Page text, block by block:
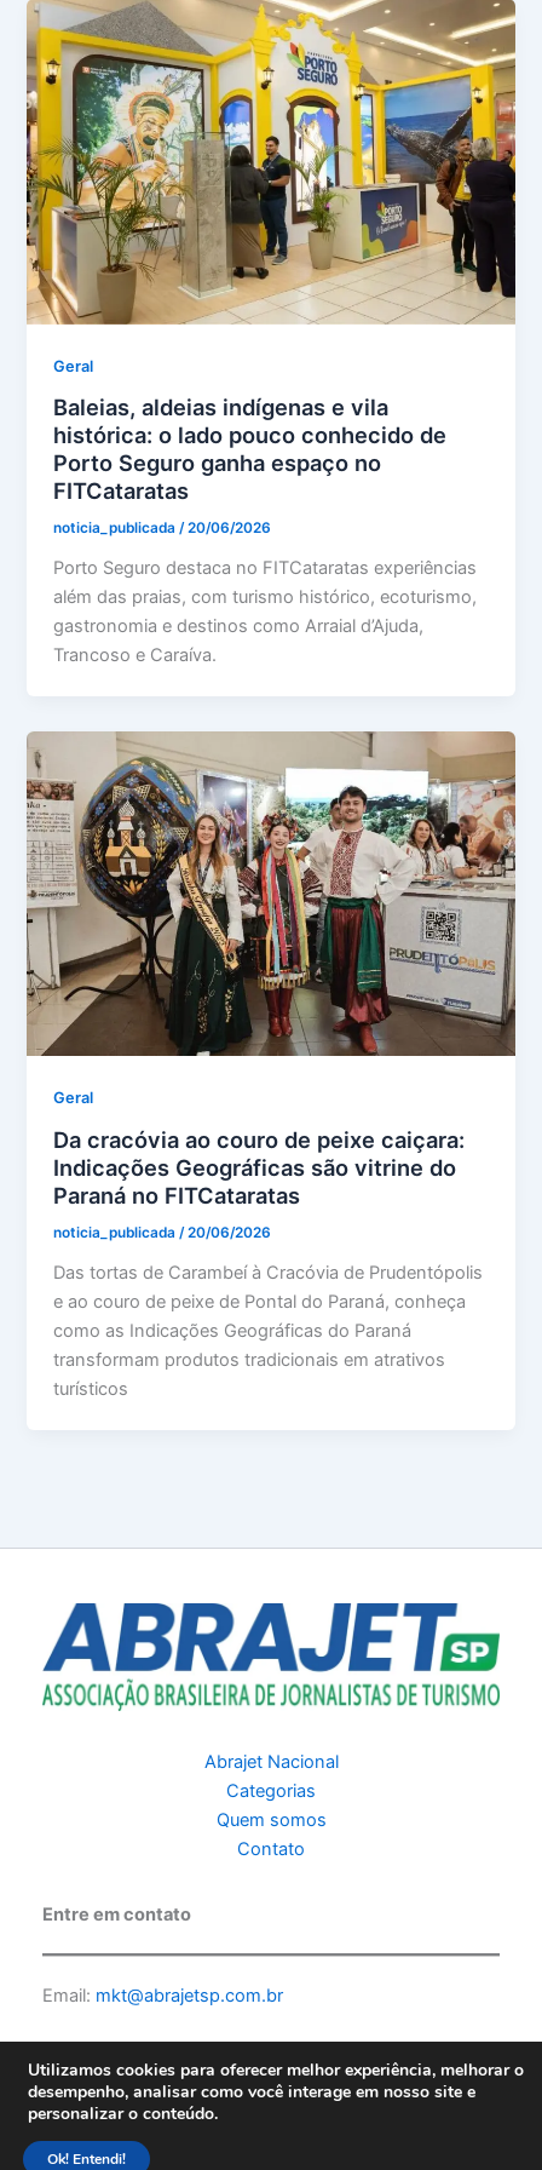
Geral
Baleias, aldeias indígenas e vila
histórica: o lado pouco conhecido de
Porto Seguro ganha espaço no
FITCataratas
noticia_publicada/20/06/2026
Porto Seguro destaca no FITCataratas experiências
além das praias, com turismo histórico, ecoturismo,
gastronomia e destinos como Arraial d’Ajuda,
Trancoso e Caraíva.
Geral
Da cracóvia ao couro de peixe caiçara:
Indicações Geográficas são vitrine do
Paraná no FITCataratas
noticia_publicada/20/06/2026
Das tortas de Carambeí à Cracóvia de Prudentópolis
e ao couro de peixe de Pontal do Paraná, conheça
como as Indicações Geográficas do Paraná
transformam produtos tradicionais em atrativos
turísticos
Abrajet Nacional
Categorias
Quem somos
Contato
Entre em contato
Email: mkt@abrajetsp.com.br
Copyright © 2026 Abrajet SP | Feito por PKScode |
Utilizamos cookies para oferecer melhor experiência, melhorar o
desempenho, analisar como você interage em nosso site e
personalizar o conteúdo.
Ok! Entendi!